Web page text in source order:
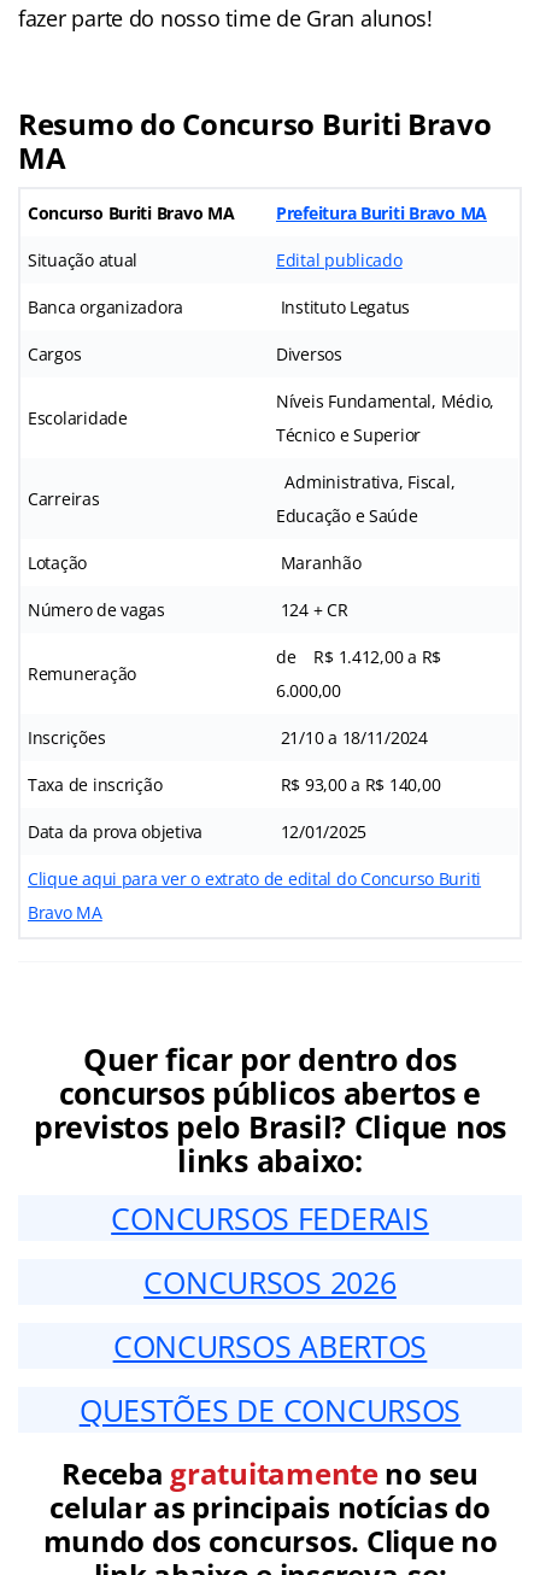
fazer parte do nosso time de Gran alunos!
Resumo do Concurso Buriti Bravo
MA
Concurso Buriti Bravo MA Prefeitura Buriti Bravo MA
Situação atual Edital publicado
Banca organizadora Instituto Legatus
Cargos Diversos
Escolaridade
Níveis Fundamental, Médio,
Técnico e Superior
Carreiras
Administrativa, Fiscal,
Educação e Saúde
Lotação Maranhão
Número de vagas 124 + CR
Remuneração
de R$ 1.412,00 a R$
6.000,00
Inscrições 21/10 a 18/11/2024
Taxa de inscrição R$ 93,00 a R$ 140,00
Data da prova objetiva 12/01/2025
Clique aqui para ver o extrato de edital do Concurso Buriti
Bravo MA
Quer ficar por dentro dos
concursos públicos abertos e
previstos pelo Brasil? Clique nos
links abaixo:
CONCURSOS FEDERAIS
CONCURSOS 2026
CONCURSOS ABERTOS
QUESTÕES DE CONCURSOS
Receba gratuitamenteno seu
celular as principais notícias do
mundo dos concursos. Clique no